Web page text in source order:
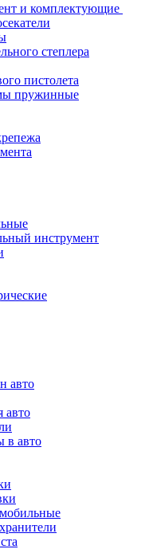
и комплектующие
степлера
пистолета
пружинные
инструмент
авто
авто
в авто